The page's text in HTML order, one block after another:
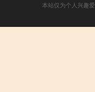
本站仅为个人兴趣